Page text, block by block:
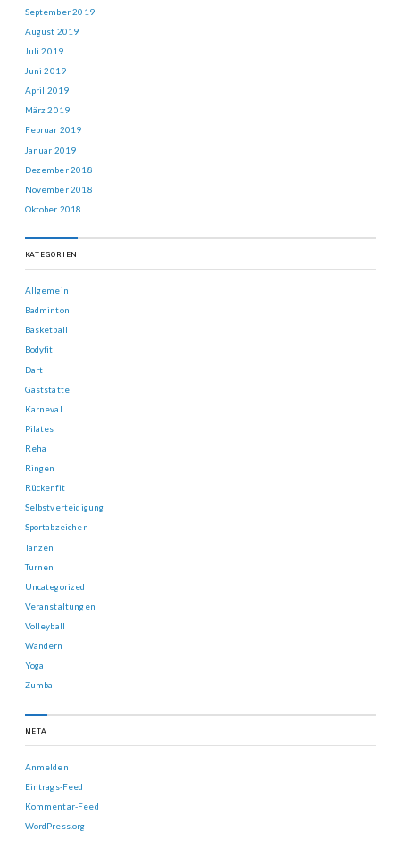
September 2019
August 2019
Juli 2019
Juni 2019
April 2019
März 2019
Februar 2019
Januar 2019
Dezember 2018
November 2018
Oktober 2018
KATEGORIEN
Allgemein
Badminton
Basketball
Bodyfit
Dart
Gaststätte
Karneval
Pilates
Reha
Ringen
Rückenfit
Selbstverteidigung
Sportabzeichen
Tanzen
Turnen
Uncategorized
Veranstaltungen
Volleyball
Wandern
Yoga
Zumba
META
Anmelden
Eintrags-Feed
Kommentar-Feed
WordPress.org